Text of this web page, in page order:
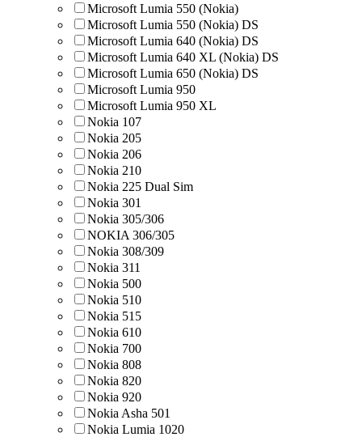
Microsoft Lumia 550 (Nokia)
Microsoft Lumia 550 (Nokia) DS
Microsoft Lumia 640 (Nokia) DS
Microsoft Lumia 640 XL (Nokia) DS
Microsoft Lumia 650 (Nokia) DS
Microsoft Lumia 950
Microsoft Lumia 950 XL
Nokia 107
Nokia 205
Nokia 206
Nokia 210
Nokia 225 Dual Sim
Nokia 301
Nokia 305/306
NOKIA 306/305
Nokia 308/309
Nokia 311
Nokia 500
Nokia 510
Nokia 515
Nokia 610
Nokia 700
Nokia 808
Nokia 820
Nokia 920
Nokia Asha 501
Nokia Lumia 1020